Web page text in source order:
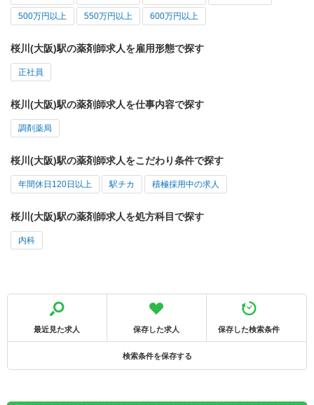
500万円以上 550万円以上 600万円以上
桜川(大阪)駅の薬剤師求人を雇用形態で探す
正社員
桜川(大阪)駅の薬剤師求人を仕事内容で探す
調剤薬局
桜川(大阪)駅の薬剤師求人をこだわり条件で探す
年間休日120日以上 駅チカ 積極採用中の求人
桜川(大阪)駅の薬剤師求人を処方科目で探す
内科
最近見た求人 保存した求人 保存した検索条件
検索条件を保存する